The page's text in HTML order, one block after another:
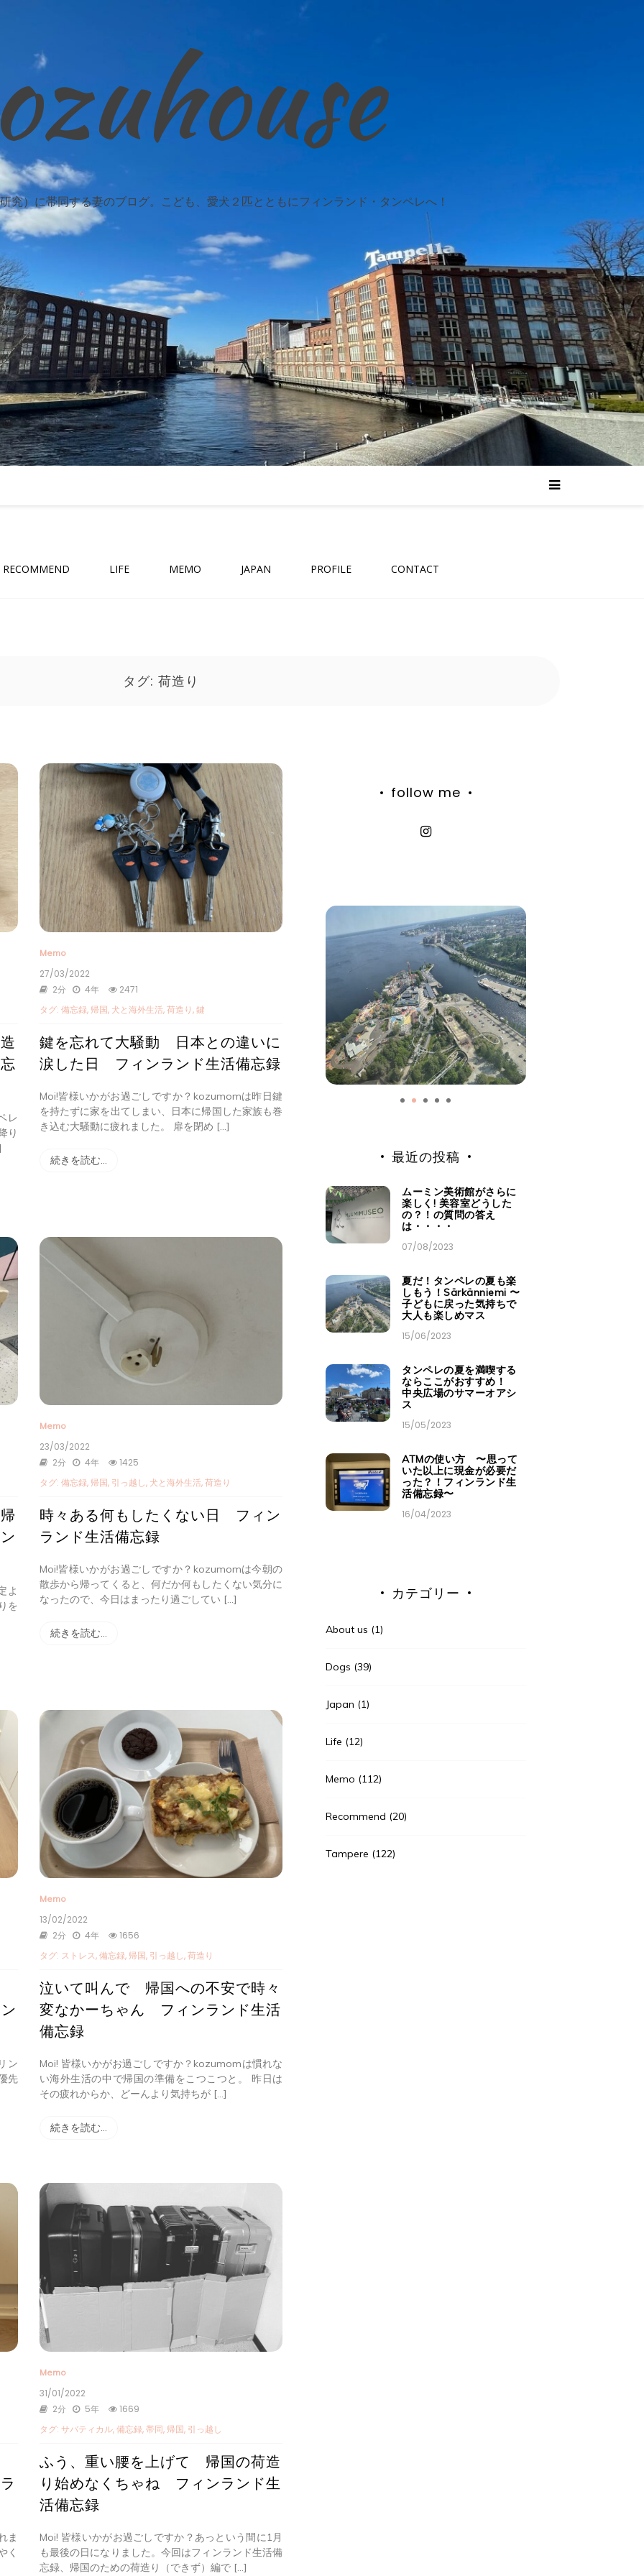
究）に帯同する妻のブログ。こども、愛犬２匹とともにフィンランド・タンペレへ！
RECOMMEND LIFE MEMO JAPAN PROFILE CONTACT
タグ: 荷造り
レ
り
Memo
27/03/2022
2分
4年
2471
タグ: 備忘録, 帰国, 犬と海外生活,荷造り,鍵
鍵を忘れて大騒動 日本との違いに
涙した日 フィンランド生活備忘録
Moi!皆様いかがお過ごしですか？kozumomは昨日鍵
を持たずに家を出てしまい、日本に帰国した家族も巻
き込む大騒動に疲れました。 扉を閉め […]
続きを読む…
よ
を
Memo
23/03/2022
2分
4年
1425
タグ: 備忘録, 帰国, 引っ越し, 犬と海外生活,荷造り
時々ある何もしたくない日 フィン
ランド生活備忘録
Moi!皆様いかがお過ごしですか？kozumomは今朝の
散歩から帰ってくると、何だか何もしたくない気分に
なったので、今日はまったり過ごしてい […]
続きを読む…
ン
先
Memo
13/02/2022
2分
4年
1656
タグ: ストレス,備忘録, 帰国, 引っ越し,荷造り
泣いて叫んで 帰国への不安で時々
変なかーちゃん フィンランド生活
備忘録
Moi! 皆様いかがお過ごしですか？kozumomは慣れな
い海外生活の中で帰国の準備をこつこつと。 昨日は
その疲れからか、どーんより気持ちが […]
続きを読む…
ま
く
Memo
31/01/2022
2分
5年
1669
タグ: サバティカル,備忘録,帯同, 帰国, 引っ越し
ふう、重い腰を上げて 帰国の荷造
り始めなくちゃね フィンランド生
活備忘録
Moi! 皆様いかがお過ごしですか？あっという間に1月
も最後の日になりました。今回はフィンランド生活備
忘録、帰国のための荷造り（できず）編で […]
follow me
最近の投稿
ムーミン美術館がさらに
楽しく! 美容室どうした
の？！の質問の答え
は・・・・
07/08/2023
夏だ！タンペレの夏も楽
しもう！Särkänniemi 〜
子どもに戻った気持ちで
大人も楽しめマス
15/06/2023
タンペレの夏を満喫する
ならここがおすすめ！
中央広場のサマーオアシ
ス
15/05/2023
ATMの使い方 〜思って
いた以上に現金が必要だ
った？！フィンランド生
活備忘録〜
16/04/2023
カテゴリー
About us (1)
Dogs (39)
Japan (1)
Life (12)
Memo (112)
Recommend (20)
Tampere (122)